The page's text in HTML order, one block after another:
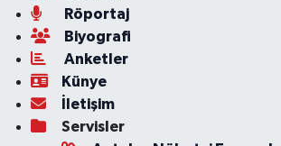
Röportaj
Biyografi
Anketler
Künye
İletişim
Servisler